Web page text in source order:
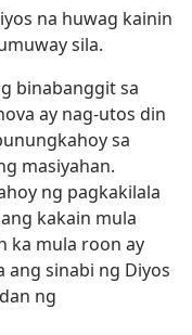
na huwag kainin
sila.
binabanggit sa
ay nag-utos din
sa
masiyahan.
ng pagkakilala
kakain mula
ka mula roon ay
ang sinabi ng Diyos
ng